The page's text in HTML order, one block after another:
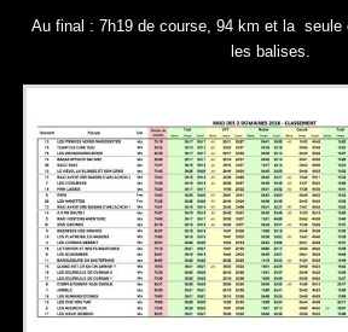
Au final : 7h19 de course, 94 km et la seule
les balises.